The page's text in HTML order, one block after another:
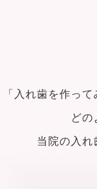
「入れ歯を作っ
どの
当院の入れ